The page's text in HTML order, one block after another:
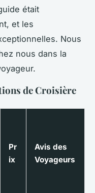
était
et les
Nous
nous dans la
de Croisière
Pr
ix
Avis des
Voyageurs